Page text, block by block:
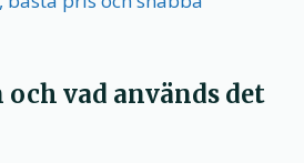
och vad används det